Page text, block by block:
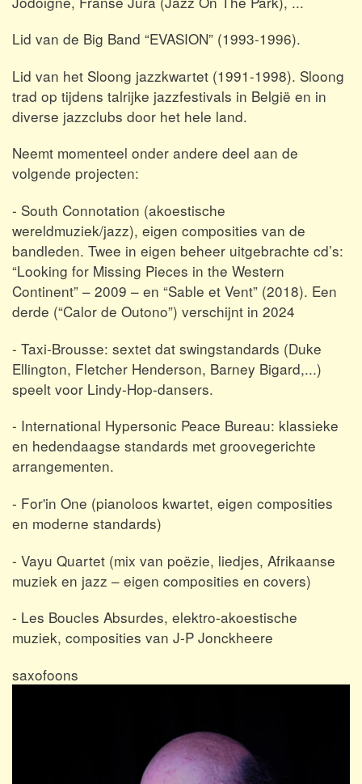
Lid van de Big Band “EVASION” (1993-1996).
Lid van het Sloong jazzkwartet (1991-1998). Sloong
trad op tijdens talrijke jazzfestivals in België en in
diverse jazzclubs door het hele land.
Neemt momenteel onder andere deel aan de
volgende projecten:
- South Connotation (akoestische
wereldmuziek/jazz), eigen composities van de
bandleden. Twee in eigen beheer uitgebrachte cd’s:
“Looking for Missing Pieces in the Western
Continent” – 2009 – en “Sable et Vent” (2018). Een
derde (“Calor de Outono”) verschijnt in 2024
- Taxi-Brousse: sextet dat swingstandards (Duke
Ellington, Fletcher Henderson, Barney Bigard,...)
speelt voor Lindy-Hop-dansers.
- International Hypersonic Peace Bureau: klassieke
en hedendaagse standards met groovegerichte
arrangementen.
- For'in One (pianoloos kwartet, eigen composities
en moderne standards)
- Vayu Quartet (mix van poëzie, liedjes, Afrikaanse
muziek en jazz – eigen composities en covers)
- Les Boucles Absurdes, elektro-akoestische
muziek, composities van J-P Jonckheere
saxofoons